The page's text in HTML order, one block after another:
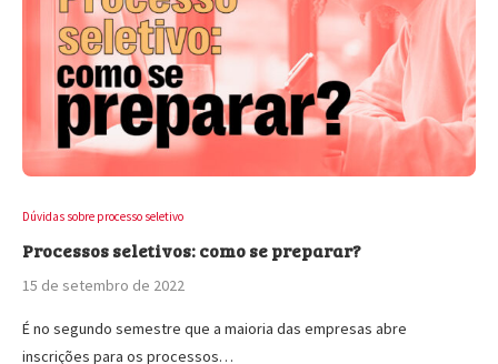
Dúvidas sobre processo seletivo
Processos seletivos: como se preparar?
15 de setembro de 2022
É no segundo semestre que a maioria das empresas abre
inscrições para os processos…